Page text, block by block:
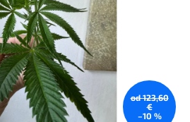
od 123,60
€
–10 %